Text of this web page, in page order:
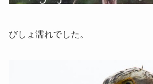
びしょ濡れでした。